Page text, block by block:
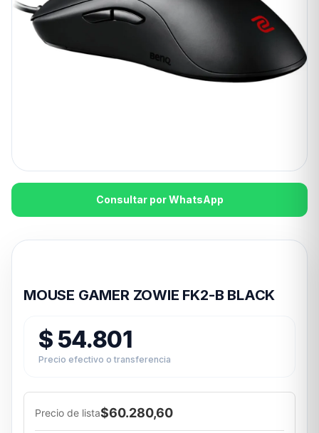
Consultar por WhatsApp
MOUSE GAMER ZOWIE FK2-B BLACK
$ 54.801
Precio efectivo o transferencia
Precio de lista$60.280,60